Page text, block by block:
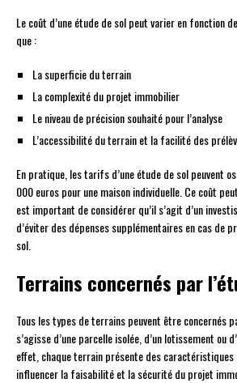
Le coût d’une étude de sol peut varier en fonction
que :
La superficie du terrain
La complexité du projet immobilier
Le niveau de précision souhaité pour l’analyse
L’accessibilité du terrain et la facilité des
En pratique, les tarifs d’une étude de sol peuvent
000 euros pour une maison individuelle. Ce coût
est important de considérer qu’il s’agit d’un
d’éviter des dépenses supplémentaires en cas de
sol.
Terrains concernés par
Tous les types de terrains peuvent être concernés
s’agisse d’une parcelle isolée, d’un lotissement ou
effet, chaque terrain présente des caractéristiques
influencer la faisabilité et la sécurité du projet